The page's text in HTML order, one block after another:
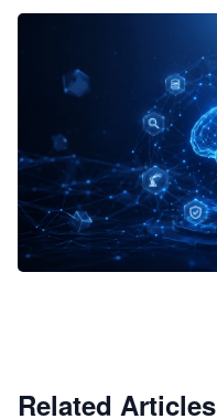
Related Articles